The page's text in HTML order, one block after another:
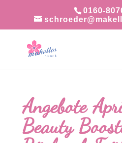
0160-
Angebote
Beauty